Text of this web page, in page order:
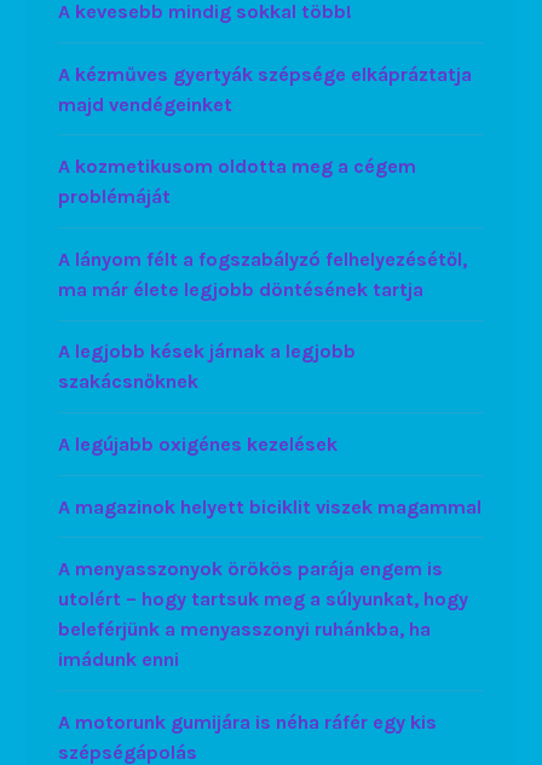
A kevesebb mindig sokkal több!
A kézműves gyertyák szépsége elkápráztatja
majd vendégeinket
A kozmetikusom oldotta meg a cégem
problémáját
A lányom félt a fogszabályzó felhelyezésétől,
ma már élete legjobb döntésének tartja
A legjobb kések járnak a legjobb
szakácsnőknek
A legújabb oxigénes kezelések
A magazinok helyett biciklit viszek magammal
A menyasszonyok örökös parája engem is
utolért – hogy tartsuk meg a súlyunkat, hogy
beleférjünk a menyasszonyi ruhánkba, ha
imádunk enni
A motorunk gumijára is néha ráfér egy kis
szépségápolás